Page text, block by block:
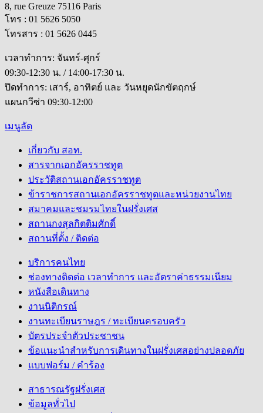
8, rue Greuze 75116 Paris
โทร : 01 5626 5050
โทรสาร : 01 5626 0445
เวลาทำการ: จันทร์-ศุกร์
09:30-12:30 น. / 14:00-17:30 น.
ปิดทำการ: เสาร์, อาทิตย์ และ วันหยุดนักขัตฤกษ์
แผนกวีซ่า 09:30-12:00
เมนูลัด
เกี่ยวกับ สอท.
สารจากเอกอัครราชทูต
ประวัติสถานเอกอัครราชทูต
ข้าราชการสถานเอกอัครราชทูตและหน่วยงานไทย
สมาคมและชมรมไทยในฝรั่งเศส
สถานกงสุลกิตติมศักดิ์
สถานที่ตั้ง / ติดต่อ
บริการคนไทย
ช่องทางติดต่อ เวลาทำการ และอัตราค่าธรรมเนียม
หนังสือเดินทาง
งานนิติกรณ์
งานทะเบียนราษฎร / ทะเบียนครอบครัว
บัตรประจำตัวประชาชน
ข้อแนะนำสำหรับการเดินทางในฝรั่งเศสอย่างปลอดภัย
แบบฟอร์ม / คำร้อง
สาธารณรัฐฝรั่งเศส
ข้อมูลทั่วไป